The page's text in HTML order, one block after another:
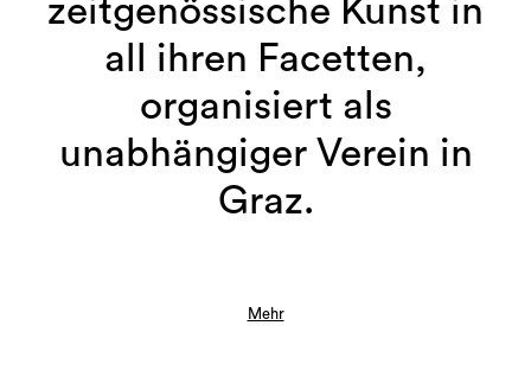
zeitgenössische Kunst in
all ihren Facetten,
organisiert als
unabhängiger Verein in
Graz.
Mehr